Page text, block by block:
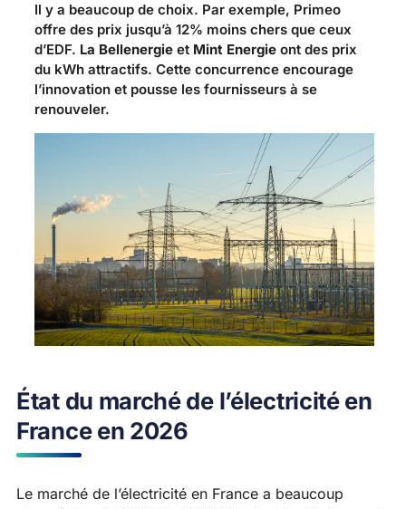
Il y a beaucoup de choix. Par exemple, Primeo
offre des prix jusqu’à 12% moins chers que ceux
d’EDF. La Bellenergie et Mint Energie ont des prix
du kWh attractifs. Cette concurrence encourage
l’innovation et pousse les fournisseurs à se
renouveler.
État du marché de l’électricité en
France en 2026
Le marché de l’électricité en France a beaucoup